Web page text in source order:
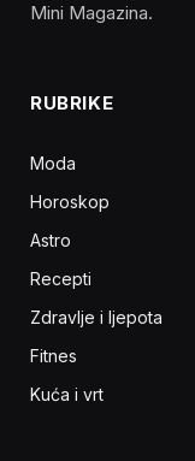
Mini Magazina.
RUBRIKE
Moda
Horoskop
Astro
Recepti
Zdravlje i ljepota
Fitnes
Kuća i vrt